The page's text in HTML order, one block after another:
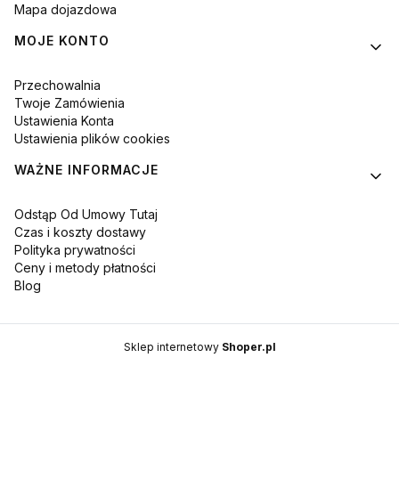
Mapa dojazdowa
MOJE KONTO
Przechowalnia
Twoje Zamówienia
Ustawienia Konta
Ustawienia plików cookies
WAŻNE INFORMACJE
Odstąp Od Umowy Tutaj
Czas i koszty dostawy
Polityka prywatności
Ceny i metody płatności
Blog
Sklep internetowy Shoper.pl